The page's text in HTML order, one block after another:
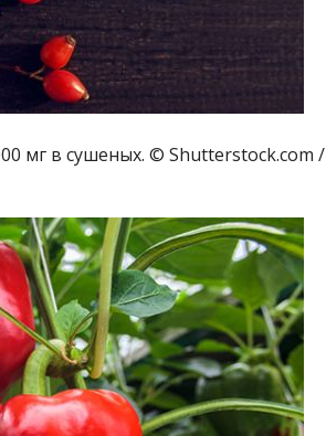
мг в сушеных. © Shutterstock.com /